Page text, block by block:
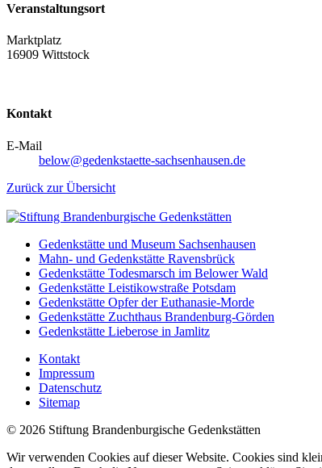
Veranstaltungsort
Marktplatz
16909 Wittstock
Kontakt
E-Mail
below@gedenkstaette-sachsenhausen.de
Zurück zur Übersicht
Gedenkstätte und Museum Sachsenhausen
Mahn- und Gedenkstätte Ravensbrück
Gedenkstätte Todesmarsch im Belower Wald
Gedenkstätte Leistikowstraße Potsdam
Gedenkstätte Opfer der Euthanasie-Morde
Gedenkstätte Zuchthaus Brandenburg-Görden
Gedenkstätte Lieberose in Jamlitz
Kontakt
Impressum
Datenschutz
Sitemap
© 2026 Stiftung Brandenburgische Gedenkstätten
Wir verwenden Cookies auf dieser Website. Cookies sind